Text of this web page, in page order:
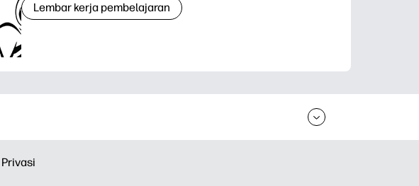
Lembar kerja pembelajaran
Privasi